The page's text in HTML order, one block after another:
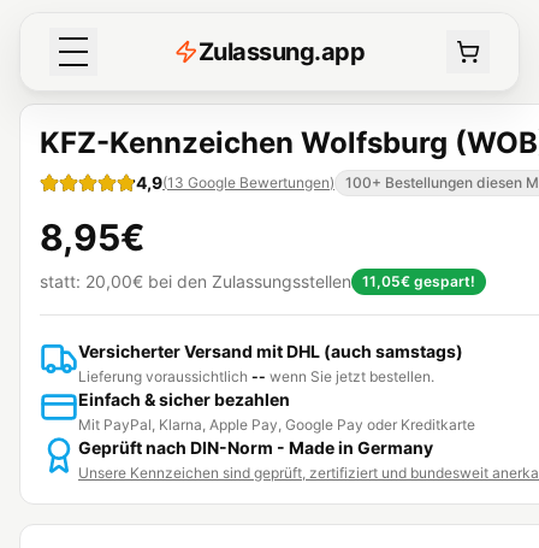
Zulassung.app
KFZ-Kennzeichen Wolfsburg
4,9(13 Google Bewertungen) 100+ Bestellungen diesen
8,95€
statt: 20,00€ bei den Zulassungsstellen 11,05€ gespart!
Versicherter Versand mit DHL (auch samstags)
Lieferung voraussichtlich -- wenn Sie jetzt bestellen.
Einfach & sicher bezahlen
Mit PayPal, Klarna, Apple Pay, Google Pay oder Kreditkarte
Geprüft nach DIN-Norm - Made in Germany
Unsere Kennzeichen sind geprüft, zertifiziert und bundesweit